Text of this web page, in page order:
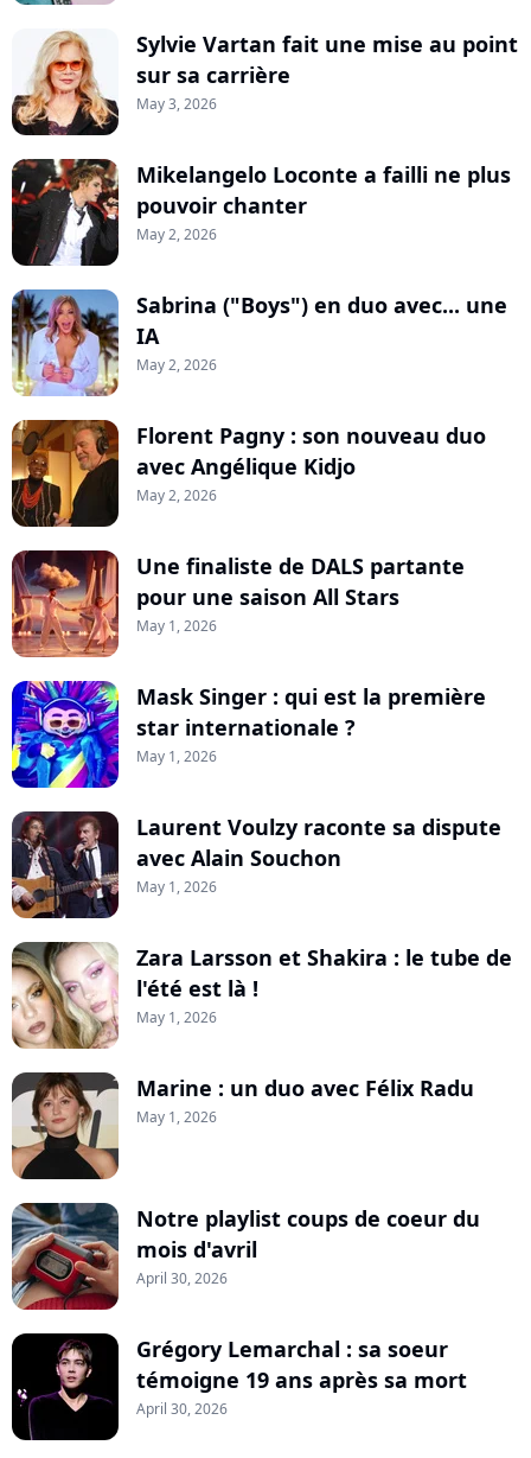
Sylvie Vartan fait une mise au point
sur sa carrière
May 3, 2026
Mikelangelo Loconte a failli ne plus
pouvoir chanter
May 2, 2026
Sabrina ("Boys") en duo avec... une
IA
May 2, 2026
Florent Pagny : son nouveau duo
avec Angélique Kidjo
May 2, 2026
Une finaliste de DALS partante
pour une saison All Stars
May 1, 2026
Mask Singer : qui est la première
star internationale ?
May 1, 2026
Laurent Voulzy raconte sa dispute
avec Alain Souchon
May 1, 2026
Zara Larsson et Shakira : le tube de
l'été est là !
May 1, 2026
Marine : un duo avec Félix Radu
May 1, 2026
Notre playlist coups de coeur du
mois d'avril
April 30, 2026
Grégory Lemarchal : sa soeur
témoigne 19 ans après sa mort
April 30, 2026